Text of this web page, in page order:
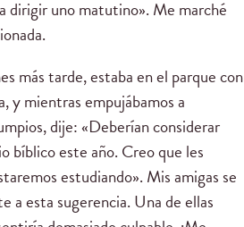
dirigir uno matutino». Me marché
más tarde, estaba en el parque con
y mientras empujábamos a
dije: «Deberían considerar
bíblico este año. Creo que les
estudiando». Mis amigas se
a esta sugerencia. Una de ellas